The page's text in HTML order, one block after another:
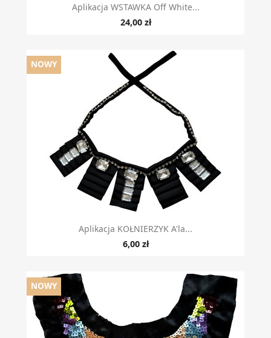
Aplikacja WSTAWKA Off White...
24,00 zł
Aplikacja KOŁNIERZYK A'la...
6,00 zł
NOWY
NOWY